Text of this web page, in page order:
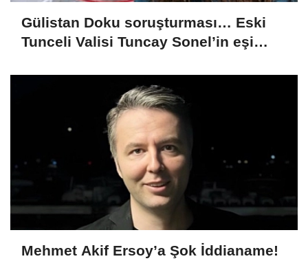
Gülistan Doku soruşturması… Eski
Tunceli Valisi Tuncay Sonel’in eşi
Mehmet Akif Ersoy’a Şok İddianame!